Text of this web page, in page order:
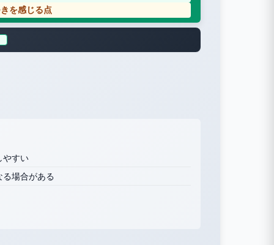
を感じる点
やすい
場合がある